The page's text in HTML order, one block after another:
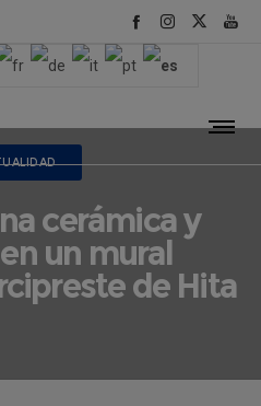
cerámica y
un mural
de Hita